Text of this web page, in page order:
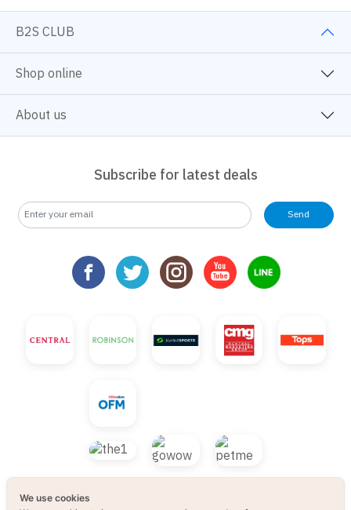
B2S CLUB
Shop online
About us
Subscribe for latest deals
Send
We use cookies